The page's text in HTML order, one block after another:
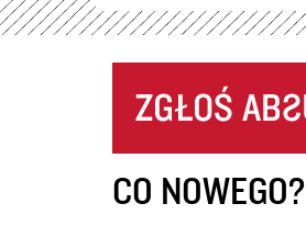
CO NOWEGO?